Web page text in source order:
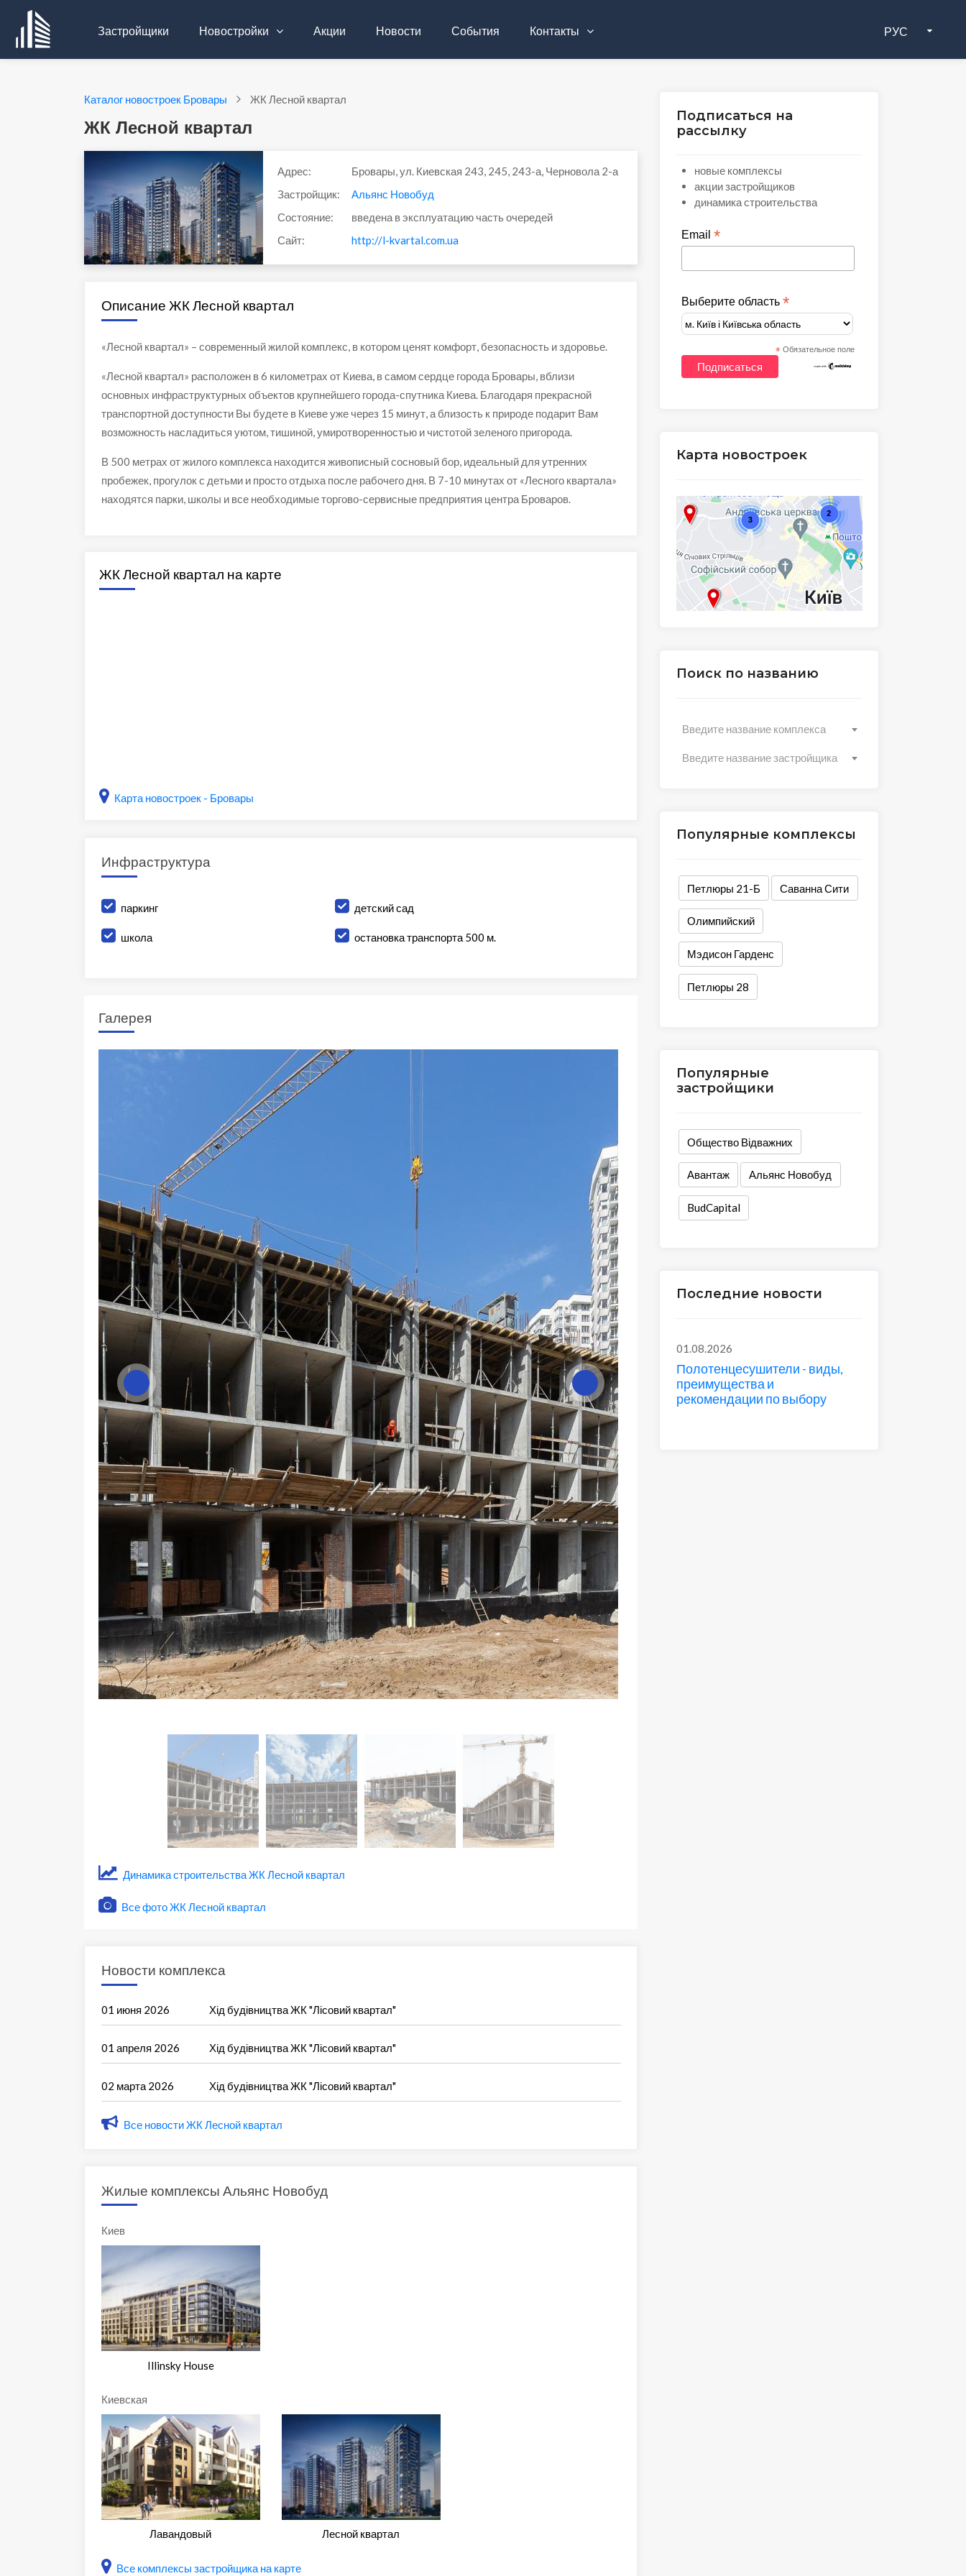
Застройщики Новостройки Акции Новости События Контакты РУС
Каталог новостроек Бровары ЖК Лесной квартал
ЖК Лесной квартал
Адрес:
Бровары, ул. Киевская 243, 245, 243-а, Черновола 2-а
Застройщик:
Альянс Новобуд
Состояние:
введена в эксплуатацию часть очередей
Сайт:
http://l-kvartal.com.ua
Описание ЖК Лесной квартал
«Лесной квартал» – современный жилой комплекс, в котором ценят комфорт, безопасность и здоровье.
«Лесной квартал» расположен в 6 километрах от Киева, в самом сердце города Бровары, вблизи
основных инфраструктурных объектов крупнейшего города-спутника Киева. Благодаря прекрасной
транспортной доступности Вы будете в Киеве уже через 15 минут, а близость к природе подарит Вам
возможность насладиться уютом, тишиной, умиротворенностью и чистотой зеленого пригорода.
В 500 метрах от жилого комплекса находится живописный сосновый бор, идеальный для утренних
пробежек, прогулок с детьми и просто отдыха после рабочего дня. В 7-10 минутах от «Лесного квартала»
находятся парки, школы и все необходимые торгово-сервисные предприятия центра Броваров.
ЖК Лесной квартал на карте
Карта новостроек - Бровары
Инфраструктура
паркинг детский сад
школа остановка транспорта 500 м.
Галерея
Динамика строительства ЖК Лесной квартал
Все фото ЖК Лесной квартал
Новости комплекса
01 июня 2026 Хід будівництва ЖК "Лісовий квартал"
01 апреля 2026 Хід будівництва ЖК "Лісовий квартал"
02 марта 2026 Хід будівництва ЖК "Лісовий квартал"
Все новости ЖК Лесной квартал
Жилые комплексы Альянс Новобуд
Киев
Illinsky House
Киевская
Лавандовый Лесной квартал
Все комплексы застройщика на карте
Подписаться на
рассылку
новые комплексы
акции застройщиков
динамика строительства
Email*
Выберите область*
* Обязательное поле
Карта новостроек
Поиск по названию
Введите название комплекса
Введите название застройщика
Популярные комплексы
Петлюры 21-Б Саванна Сити
Олимпийский
Мэдисон Гарденс
Петлюры 28
Популярные
застройщики
Общество Відважних
Авантаж Альянс Новобуд
BudCapital
Последние новости
01.08.2026
Полотенцесушители - виды,
преимущества и
рекомендации по выбору